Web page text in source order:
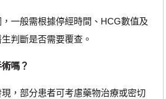
般需根據停經時間、HCG數值及
判斷是否需要覆查。
嗎？
部分患者可考慮藥物治療或密切